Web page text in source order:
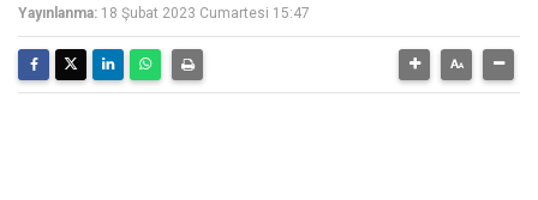
Yayınlanma: 18 Şubat 2023 Cumartesi 15:47